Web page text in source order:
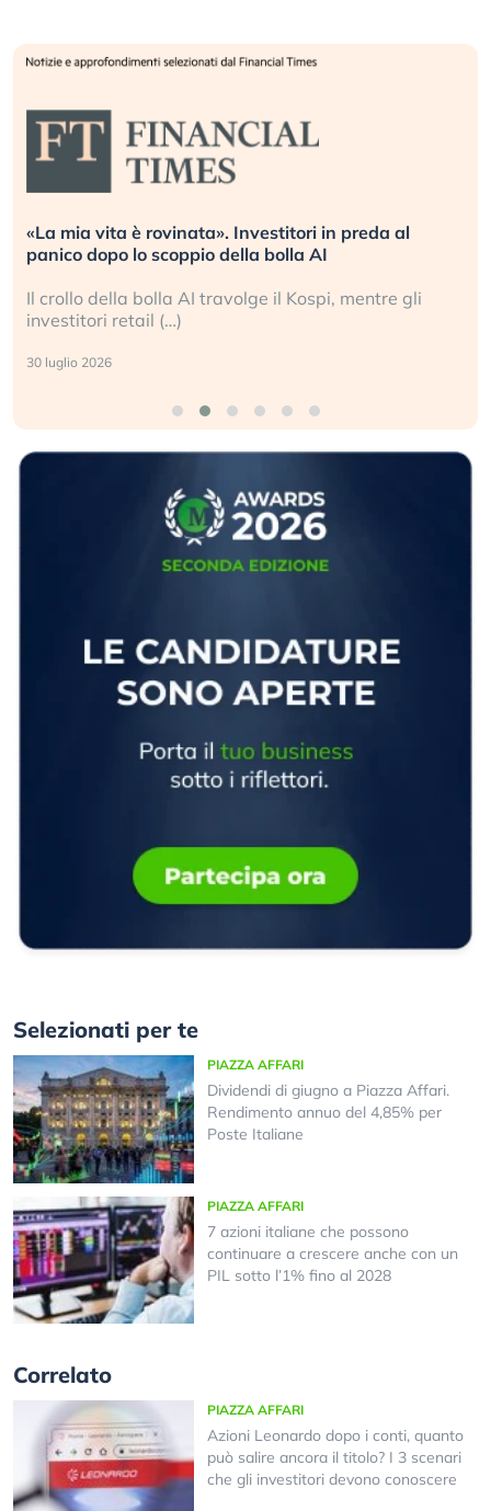
«La mia vita è rovinata». Investitori in preda al
panico dopo lo scoppio della bolla AI
Il crollo della bolla AI travolge il Kospi, mentre gli
investitori retail (…)
30 luglio 2026
Selezionati per te
PIAZZA AFFARI
Dividendi di giugno a Piazza Affari.
Rendimento annuo del 4,85% per
Poste Italiane
PIAZZA AFFARI
7 azioni italiane che possono
continuare a crescere anche con un
PIL sotto l’1% fino al 2028
Correlato
PIAZZA AFFARI
Azioni Leonardo dopo i conti, quanto
può salire ancora il titolo? I 3 scenari
che gli investitori devono conoscere